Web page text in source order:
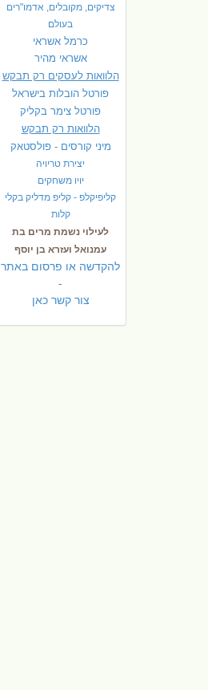
צדיקים, מקובלים, אדמו"רים
בעולם
כרמל אשראי
אשראי מהיר
הלוואות לעסקים רק תבקש
פורטל הובלות בישראל
פורטל צימר בקליק
הלוואות רק תבקש
מיני קורסים - פולסטאק
יצירת טריויה
יויו משחקים
קליפיקלפ - קליפ מדליק בקלי
קלות
לעילוי נשמת מרים בת
עמנואל ועזרא בן יוסף
להקדשה או פרסום באתר
-
צור קשר כאן